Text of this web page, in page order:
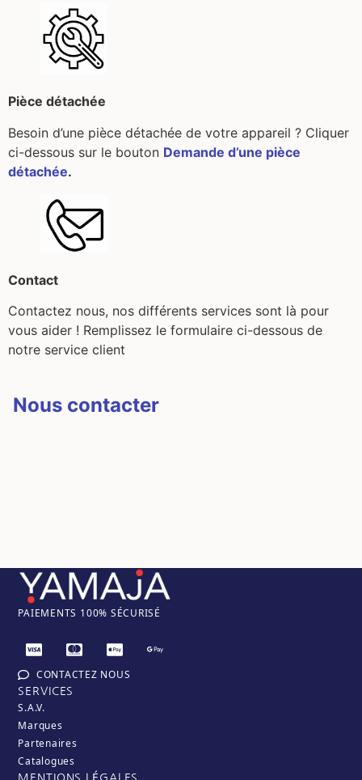
Pièce détachée
Besoin d’une pièce détachée de votre appareil ? Cliquer
ci-dessous sur le bouton Demande d’une pièce
détachée.
Contact
Contactez nous, nos différents services sont là pour
vous aider ! Remplissez le formulaire ci-dessous de
notre service client
Nous contacter
PAIEMENTS 100% SÉCURISÉ
CONTACTEZ NOUS
SERVICES
S.A.V.
Marques
Partenaires
Catalogues